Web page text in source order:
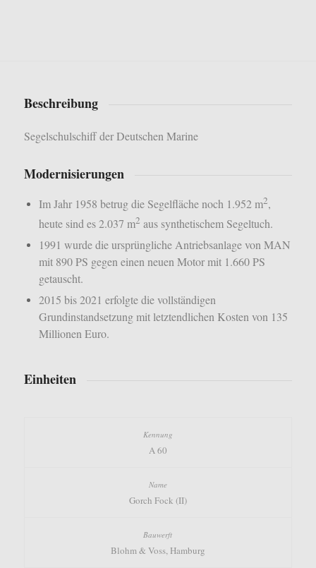
Beschreibung
Segelschulschiff der Deutschen Marine
Modernisierungen
Im Jahr 1958 betrug die Segelfläche noch 1.952 m2,
heute sind es 2.037 m2 aus synthetischem Segeltuch.
1991 wurde die ursprüngliche Antriebsanlage von MAN
mit 890 PS gegen einen neuen Motor mit 1.660 PS
getauscht.
2015 bis 2021 erfolgte die vollständigen
Grundinstandsetzung mit letztendlichen Kosten von 135
Millionen Euro.
Einheiten
A 60
Gorch Fock (II)
Blohm & Voss, Hamburg